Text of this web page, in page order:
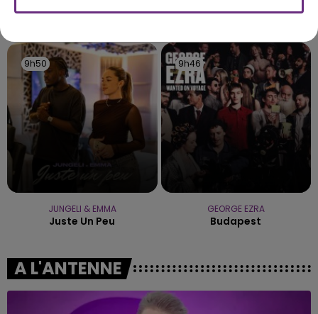
fermer ses portes.
TITRES DIFFUSÉS
9h50
9h50
JUNGELI & EMMA
Juste Un Peu
9h46
9h46
GEORGE EZRA
Budapest
A L'ANTENNE